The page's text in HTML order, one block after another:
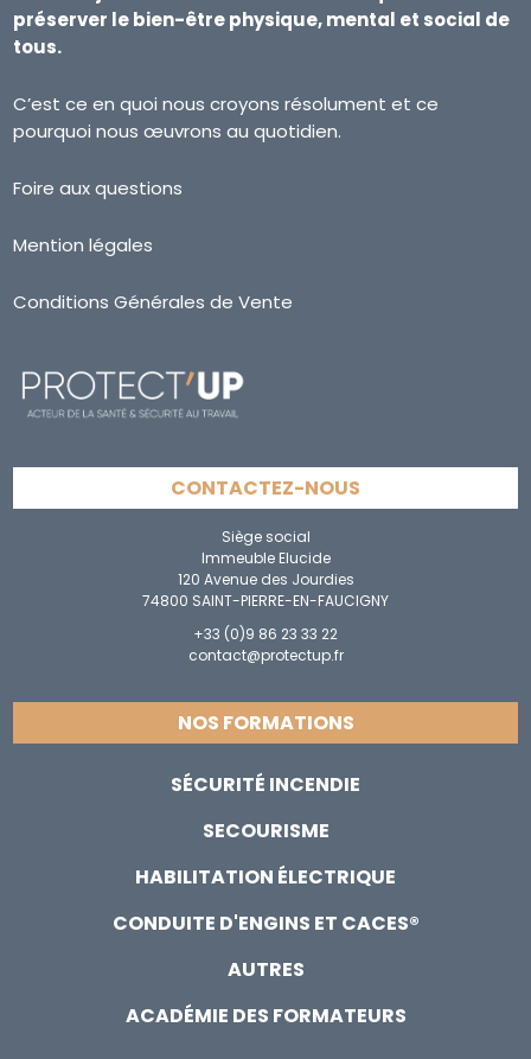
préserver le bien-être physique, mental et social de
tous.
C’est ce en quoi nous croyons résolument et ce
pourquoi nous œuvrons au quotidien.
Foire aux questions
Mention légales
Conditions Générales de Vente
CONTACTEZ-NOUS
Siège social
Immeuble Elucide
120 Avenue des Jourdies
74800 SAINT-PIERRE-EN-FAUCIGNY
+33 (0)9 86 23 33 22
contact@protectup.fr
NOS FORMATIONS
SÉCURITÉ INCENDIE
SECOURISME
HABILITATION ÉLECTRIQUE
CONDUITE D'ENGINS ET CACES®
AUTRES
ACADÉMIE DES FORMATEURS